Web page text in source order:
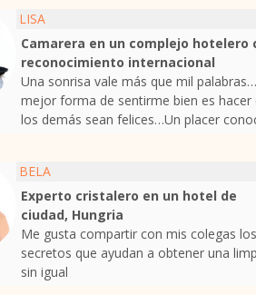
LISA
Camarera en un complejo hotelero
reconocimiento internacional
Una sonrisa vale más que mil
mejor forma de sentirme bien es hacer
los demás sean felices…Un placer
BELA
Experto cristalero en un hotel de
ciudad, Hungria
Me gusta compartir con mis colegas los
secretos que ayudan a obtener una
sin igual